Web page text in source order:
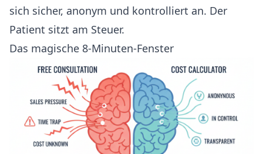
sich sicher, anonym und kontrolliert an. Der
Patient sitzt am Steuer.
Das magische 8-Minuten-Fenster